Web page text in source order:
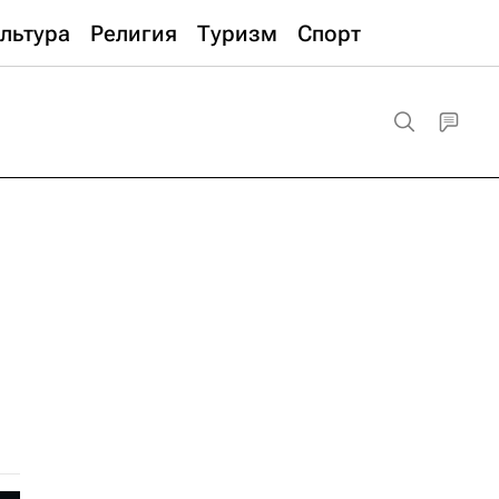
Религия Туризм Спорт